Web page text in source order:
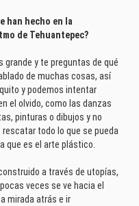
han hecho en la
de Tehuantepec?
grande y te preguntas de qué
de muchas cosas, así
y podemos intentar
el olvido, como las danzas
pinturas o dibujos y no
rescatar todo lo que se pueda
que es el arte plástico.
a través de utopías,
veces se ve hacia el
mirada atrás e ir